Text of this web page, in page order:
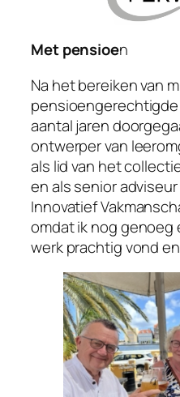
Met pensioen
Na het bereiken van
aantal jaren
ontwerper van
als lid van het
en als senior
Innovatief
omdat ik nog
werk prachtig vond